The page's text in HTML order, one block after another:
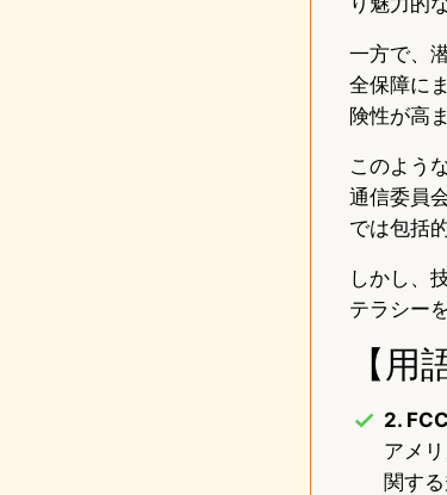
一方で、
全保障に
険性が高
このよう
通信委員
では包括
しかし、
テラシー
【用
2.
アメ
関する